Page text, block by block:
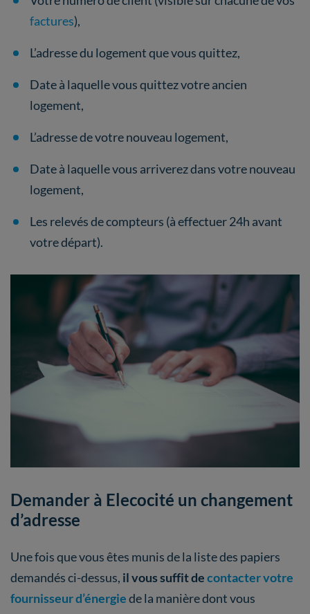
factures),
L’adresse du logement que vous quittez,
Date à laquelle vous quittez votre ancien
logement,
L’adresse de votre nouveau logement,
Date à laquelle vous arriverez dans votre nouveau
logement,
Les relevés de compteurs (à effectuer 24h avant
votre départ).
Demander à Elecocité un changement
d’adresse
Une fois que vous êtes munis de la liste des papiers
demandés ci-dessus, il vous suffit decontacter votre
fournisseur d’énergiede la manière dont vous